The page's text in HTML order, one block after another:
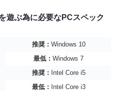
遊ぶ為に必要なPCスペック
推奨： Windows 10
最低： Windows 7
推奨： Intel Core i5
最低： Intel Core i3